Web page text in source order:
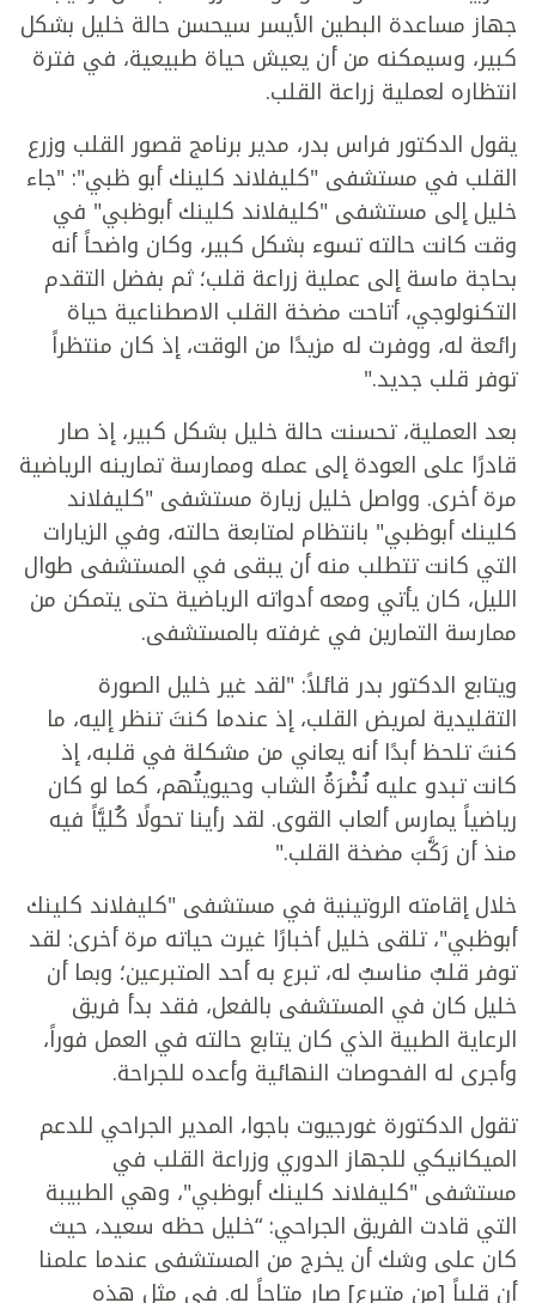
جهاز مساعدة البطين الأيسر سيحسن حالة خليل بشكل
كبير، وسيمكنه من أن يعيش حياة طبيعية، في فترة
انتظاره لعملية زراعة القلب.
يقول الدكتور فراس بدر، مدير برنامج قصور القلب وزرع
القلب في مستشفى "كليفلاند كلينك أبو ظبي": "جاء
خليل إلى مستشفى "كليفلاند كلينك أبوظبي" في
وقت كانت حالته تسوء بشكل كبير، وكان واضحاً أنه
بحاجة ماسة إلى عملية زراعة قلب؛ ثم بفضل التقدم
التكنولوجي، أتاحت مضخة القلب الاصطناعية حياة
رائعة له، ووفرت له مزيدًا من الوقت، إذ كان منتظراً
توفر قلب جديد."
بعد العملية، تحسنت حالة خليل بشكل كبير، إذ صار
قادرًا على العودة إلى عمله وممارسة تمارينه الرياضية
مرة أخرى. وواصل خليل زيارة مستشفى "كليفلاند
كلينك أبوظبي" بانتظام لمتابعة حالته، وفي الزيارات
التي كانت تتطلب منه أن يبقى في المستشفى طوال
الليل، كان يأتي ومعه أدواته الرياضية حتى يتمكن من
ممارسة التمارين في غرفته بالمستشفى.
ويتابع الدكتور بدر قائلاً: "لقد غير خليل الصورة
التقليدية لمريض القلب، إذ عندما كنتَ تنظر إليه، ما
كنتَ تلحظ أبدًا أنه يعاني من مشكلة في قلبه، إذ
كانت تبدو عليه نُضْرَةُ الشاب وحيويتُهم، كما لو كان
رياضياً يمارس ألعاب القوى. لقد رأينا تحولًا كُليَّاً فيه
منذ أن رَكَّبَ مضخة القلب."
خلال إقامته الروتينية في مستشفى "كليفلاند كلينك
أبوظبي"، تلقى خليل أخبارًا غيرت حياته مرة أخرى: لقد
توفر قلبٌ مناسبٌ له، تبرع به أحد المتبرعين؛ وبما أن
خليل كان في المستشفى بالفعل، فقد بدأ فريق
الرعاية الطبية الذي كان يتابع حالته في العمل فوراً،
وأجرى له الفحوصات النهائية وأعده للجراحة.
تقول الدكتورة غورجيوت باجوا، المدير الجراحي للدعم
الميكانيكي للجهاز الدوري وزراعة القلب في
مستشفى "كليفلاند كلينك أبوظبي"، وهي الطبيبة
التي قادت الفريق الجراحي: “خليل حظه سعيد، حيث
كان على وشك أن يخرج من المستشفى عندما علمنا
أن قلباً [من متبرعٍ] صار متاحاً له. في مثل هذه